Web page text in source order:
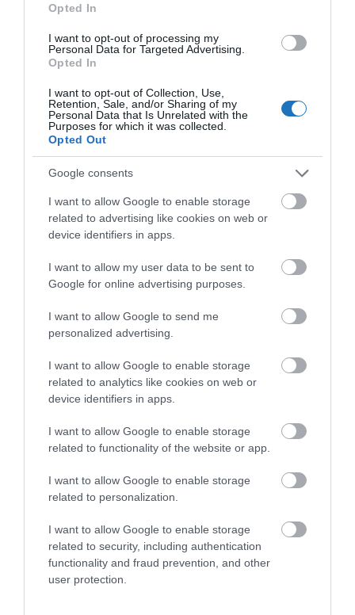
Opted In
I want to opt-out of processing my
Personal Data for Targeted Advertising.
Opted In
I want to opt-out of Collection, Use,
Retention, Sale, and/or Sharing of my
Personal Data that Is Unrelated with the
Purposes for which it was collected.
Opted Out
Google consents
I want to allow Google to enable storage
related to advertising like cookies on web or
device identifiers in apps.
I want to allow my user data to be sent to
Google for online advertising purposes.
I want to allow Google to send me
personalized advertising.
I want to allow Google to enable storage
related to analytics like cookies on web or
device identifiers in apps.
I want to allow Google to enable storage
related to functionality of the website or app.
I want to allow Google to enable storage
related to personalization.
I want to allow Google to enable storage
related to security, including authentication
functionality and fraud prevention, and other
user protection.
legnépszerűbb szolgáltatásunk. Az utasok itt még a felszállás
– mondta Meri Järvinen, a Finnair Repülőtéri Ügyfélélményért Felelős
Vezetője.
A Helsinki repülőtér non-Schengen zónájában
található tágas Platinum Wing lounge kizárólag a
Finnair Plus Platinum Lumo és Platinum tagok,
valamint a oneworld Emerald kártyatulajdonosok
Lounge a oneworld Sapphire kártyatulajdonosok, a
Finnair Plus Gold tagok és a Business Class Classic
A Finnair Platinum Wing lounge nemcsak a pihenésre,
hanem a finn kultúra és életérzés megismerésére is
lehetőséget nyújt, így igazi különlegességet kínál a
Megosztás
Kérem nap végén az aznapi friss cikkeket!
FINNAIR HÍREK LÉGIKÖZLEKEDÉS